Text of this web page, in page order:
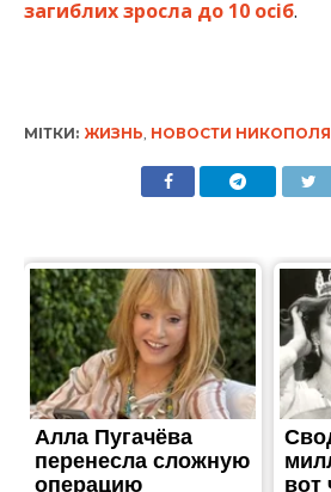
загиблих зросла до 10 осіб.
МІТКИ: ЖИЗНЬ НОВОСТИ НИКОПОЛЯ